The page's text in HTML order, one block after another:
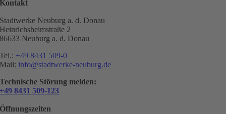
Kontakt
Stadtwerke Neuburg a. d. Donau
Heinrichsheimstraße 2
86633 Neuburg a. d. Donau
Tel.: +49 8431 509-0
Mail: info@stadtwerke-neuburg.de
Technische Störung melden:
+49 8431 509-123
Öffnungszeiten